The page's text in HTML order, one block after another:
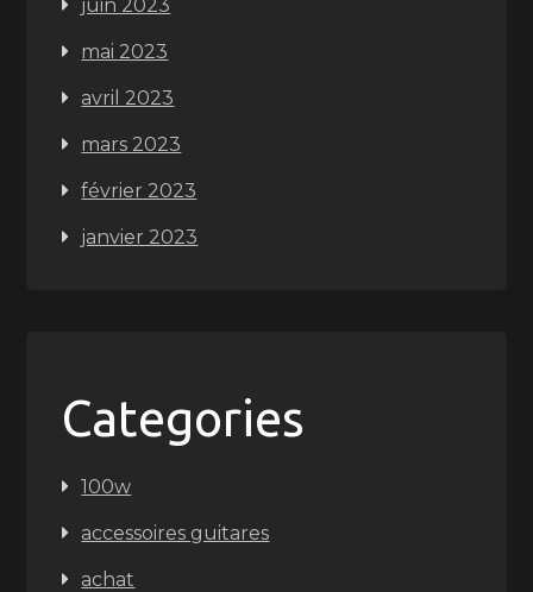
juin 2023
mai 2023
avril 2023
mars 2023
février 2023
janvier 2023
Categories
100w
accessoires guitares
achat